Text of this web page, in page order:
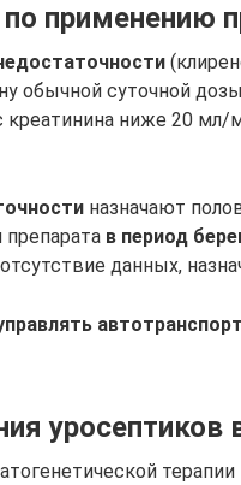
применению
обычной суточной
креатинина ниже 20
назначают
в период
данных,
уросептиков